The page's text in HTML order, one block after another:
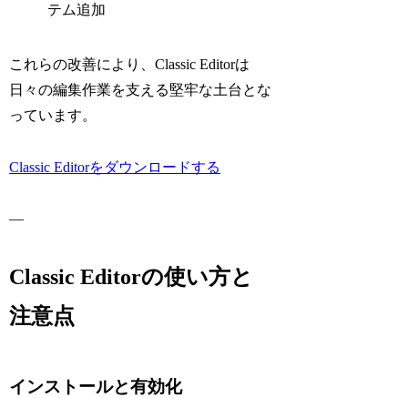
テム追加
これらの改善により、Classic Editorは
日々の編集作業を支える堅牢な土台とな
っています。
Classic Editorをダウンロードする
—
Classic Editorの使い方と
注意点
インストールと有効化